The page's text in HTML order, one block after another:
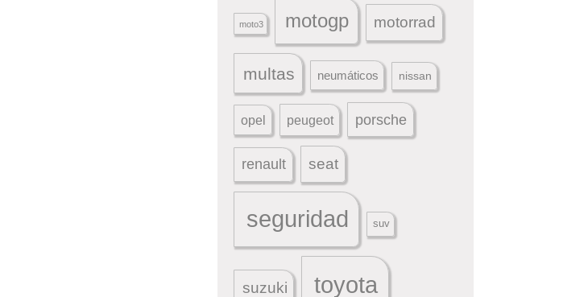
moto3 motogp motorrad
multas neumáticos nissan
opel peugeot porsche
renault seat
seguridad suv
suzuki toyota